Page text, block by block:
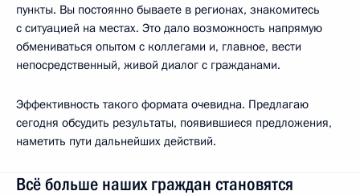
пункты. Вы постоянно бываете в регионах, знакомитесь
с ситуацией на местах. Это дало возможность напрямую
обмениваться опытом с коллегами и, главное, вести
непосредственный, живой диалог с гражданами.
Эффективность такого формата очевидна. Предлагаю
сегодня обсудить результаты, появившиеся предложения,
наметить пути дальнейших действий.
Всё больше наших граждан становятся